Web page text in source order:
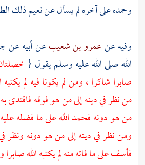
وحمده على آخره لم يسأل عن نعيم ذلك
وفيه عنعمرو بن شعيبعن أبيه
الله صلى الله عليه وسلم يقول {
صابرا شاكرا ، ومن لم يكونا فيه لم
من نظر في دينه إلى من هو فوقه فاقتدى
من هو دونه فحمد الله على ما فضله عليه
ومن نظر في دينه إلى من هو دونه ونظر
فأسف على ما فاته منه لم يكتبه الله صابرا